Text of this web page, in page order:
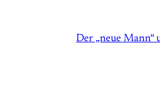
Der „neue